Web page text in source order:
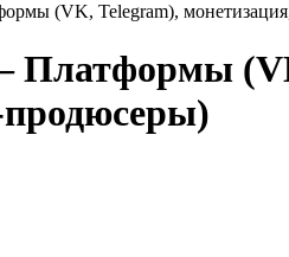
(VK, Telegram),
Платформы